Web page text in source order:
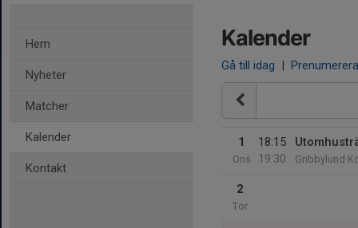
Hem
Nyheter
Matcher
Kalender
Kontakt
Kalender
Gå till idag | Prenumerera
1
Ons
18:15
19:30
Gribbylund
2
Tor